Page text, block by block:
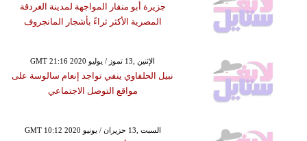
جزيرة أبو منقار المواجهة لمدينة الغردقة
المصرية الأكثر ثراءً بأشجار المانجروف
GMT 21:16 2020 الإثنين ,13 تموز / يوليو
نبيل الحلفاوي ينفي تواجد إنعام سالوسة على
مواقع التوصل الاجتماعي
GMT 10:12 2020 السبت ,13 حزيران / يونيو